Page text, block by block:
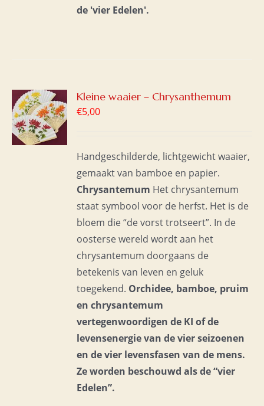
de 'vier Edelen'.
Kleine waaier – Chrysanthemum
€5,00
Handgeschilderde, lichtgewicht waaier,
gemaakt van bamboe en papier.
Chrysantemum Het chrysantemum
staat symbool voor de herfst. Het is de
bloem die “de vorst trotseert”. In de
oosterse wereld wordt aan het
chrysantemum doorgaans de
betekenis van leven en geluk
toegekend. Orchidee, bamboe, pruim
en chrysantemum
vertegenwoordigen de KI of de
levensenergie van de vier seizoenen
en de vier levensfasen van de mens.
Ze worden beschouwd als de “vier
Edelen”.